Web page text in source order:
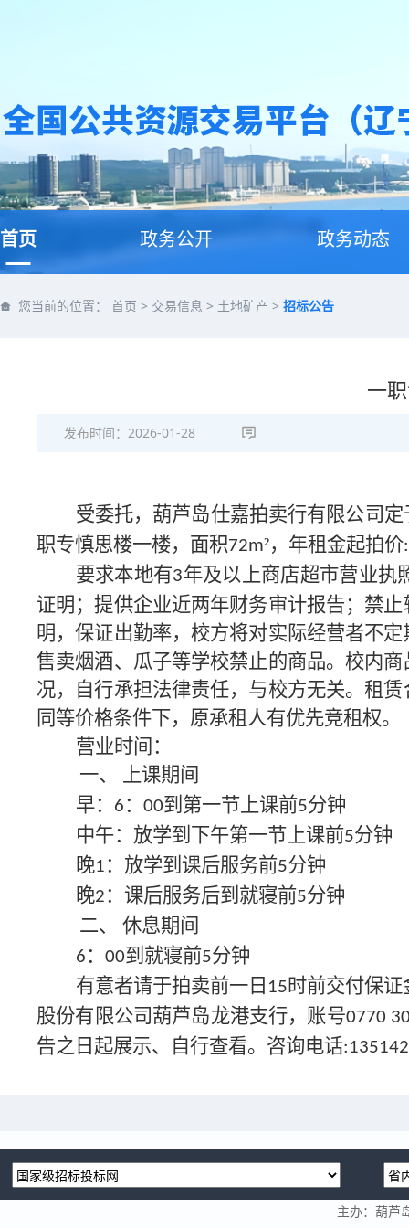
首页 政务公开 政务动态
您当前的位置： 首页 > 交易信息 > 土地矿产 > 招标公告
一
发布时间： 2026-01-28
受委托，葫芦岛仕嘉拍卖行有限公司定
职专慎思楼一楼，面积72m²，年租金起拍价
要求本地有3年及以上商店超市营业执
证明；提供企业近两年财务审计报告；禁
明，保证出勤率，校方将对实际经营者不
售卖烟酒、瓜子等学校禁止的商品。校内
况，自行承担法律责任，与校方无关。租
同等价格条件下，原承租人有优先竞租权。
营业时间：
一、
上课期间
早：
6： 00到第一节上课前5分钟
中午： 放学到下午第一节上课前5分钟
晚1：放学到课后服务前5分钟
晚2：课后服务后到就寝前5分钟
二、 休息期间
6： 00到就寝前5分钟
有意者请于拍卖前一日 15时前交付保证
股份有限公司葫芦岛龙港支行，账号0770
告之日起展示、自行查看。咨询电话
主办：葫芦